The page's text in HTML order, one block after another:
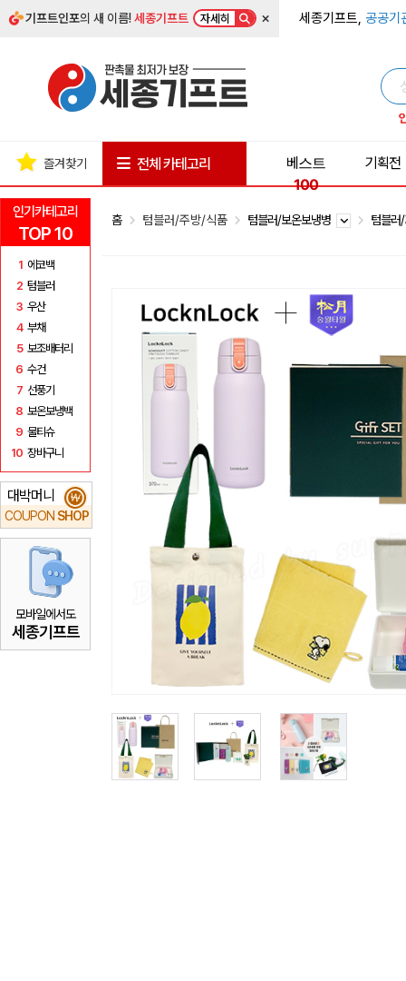
기프트인포의 새 이름!세종기프트 자세히 × 세종기프트, 공공기
인기카테고리
TOP 10
1 에코백
2 텀블러
3 우산
4 부채
5 보조배터리
6 수건
7 선풍기
8 보온보냉백
9 물티슈
10 장바구니
대박머니
COUPON SHOP
₩
모바일에서도
세종기프트
즐겨찾기 전체 카테고리
베스트
100
기획전
홈 텀블러/주방/식품 텀블러/보온보냉병 텀블러